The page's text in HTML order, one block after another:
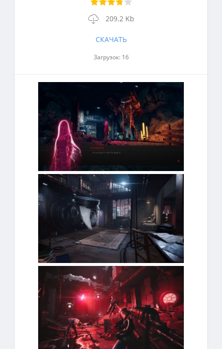
209.2 Kb
СКАЧАТЬ
Загрузок: 16